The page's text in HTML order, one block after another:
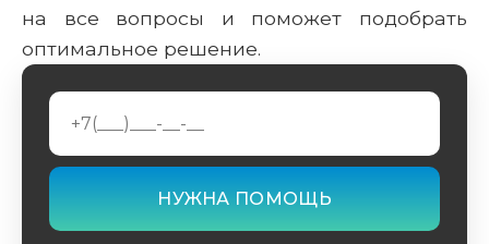
на все вопросы и поможет подобрать
оптимальное решение.